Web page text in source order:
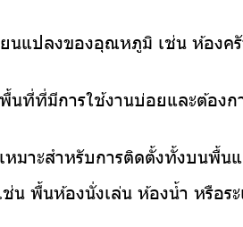
นแปลงของอุณหภูมิ เช่น ห้องค
นที่ที่มีการใช้งานบ่อยและต้องก
หมาะสำหรับการติดตั้งทั้งบนพื้น
น พื้นห้องนั่งเล่น ห้องน้ำ หรือระ